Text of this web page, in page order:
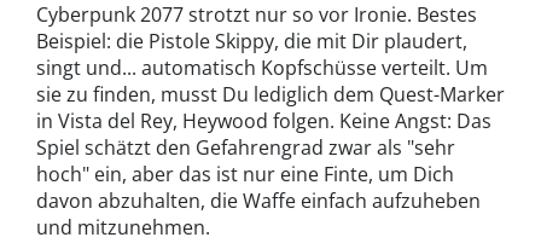
Cyberpunk 2077 strotzt nur so vor Ironie. Bestes
Beispiel: die Pistole Skippy, die mit Dir plaudert,
singt und... automatisch Kopfschüsse verteilt. Um
sie zu finden, musst Du lediglich dem Quest-Marker
in Vista del Rey, Heywood folgen. Keine Angst: Das
Spiel schätzt den Gefahrengrad zwar als "sehr
hoch" ein, aber das ist nur eine Finte, um Dich
davon abzuhalten, die Waffe einfach aufzuheben
und mitzunehmen.